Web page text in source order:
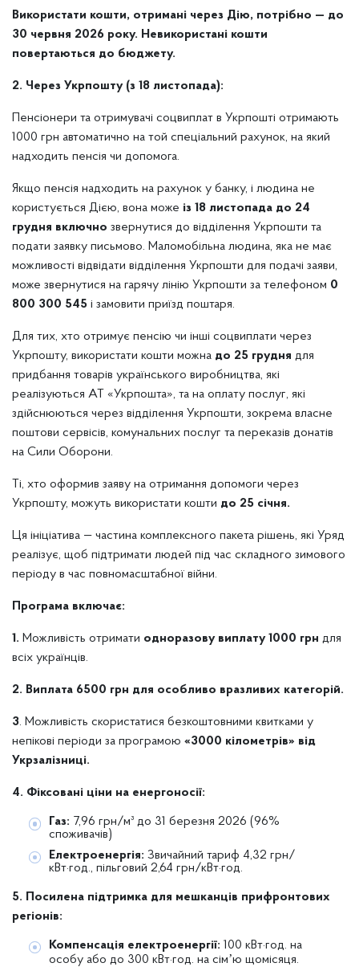
Використати кошти, отримані через Дію, потрібно — до
30 червня 2026 року. Невикористані кошти
повертаються до бюджету.
2. Через Укрпошту (з 18 листопада):
Пенсіонери та отримувачі соцвиплат в Укрпошті отримають
1000 грн автоматично на той спеціальний рахунок, на який
надходить пенсія чи допомога.
Якщо пенсія надходить на рахунок у банку, і людина не
користується Дією, вона може із 18 листопада до 24
грудня включно звернутися до відділення Укрпошти та
подати заявку письмово. Маломобільна людина, яка не має
можливості відвідати відділення Укрпошти для подачі заяви,
може звернутися на гарячу лінію Укрпошти за телефоном 0
800 300 545 і замовити приїзд поштаря.
Для тих, хто отримує пенсію чи інші соцвиплати через
Укрпошту, використати кошти можна до 25 грудня для
придбання товарів українського виробництва, які
реалізуються АТ «Укрпошта», та на оплату послуг, які
здійснюються через відділення Укрпошти, зокрема власне
поштови сервісів, комунальних послуг та переказів донатів
на Сили Оборони.
Ті, хто оформив заяву на отримання допомоги через
Укрпошту, можуть використати кошти до 25 січня.
Ця ініціатива — частина комплексного пакета рішень, які Уряд
реалізує, щоб підтримати людей під час складного зимового
періоду в час повномасштабної війни.
Програма включає:
1. Можливість отримати одноразову виплату 1000 грн для
всіх українців.
2. Виплата 6500 грн для особливо вразливих категорій.
3. Можливість скористатися безкоштовними квитками у
непікові періоди за програмою «3000 кілометрів» від
Укрзалізниці.
4. Фіксовані ціни на енергоносії:
Газ: 7,96 грн/м³ до 31 березня 2026 (96%
споживачів)
Електроенергія: Звичайний тариф 4,32 грн/
кВт·год., пільговий 2,64 грн/кВт·год.
5. Посилена підтримка для мешканців прифронтових
регіонів:
Компенсація електроенергії: 100 кВт·год. на
особу або до 300 кВт·год. на сімʼю щомісяця.